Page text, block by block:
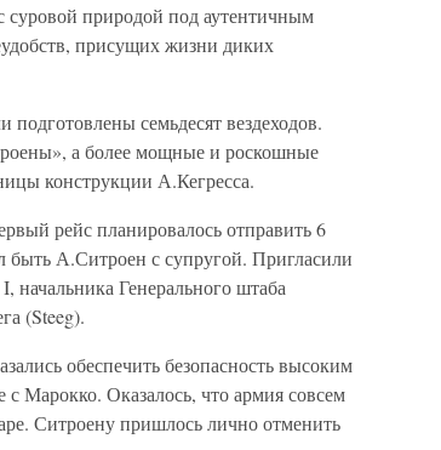
суровой природой под аутентичным
присущих жизни диких
семьдесят вездеходов.
а более мощные и роскошные
конструкции А.Кегресса.
рейс планировалось отправить 6
быть А.Ситроен с супругой. Пригласили
начальника Генерального штаба
(Steeg).
обеспечить безопасность высоким
с Марокко. Оказалось, что армия совсем
Ситроену пришлось лично отменить